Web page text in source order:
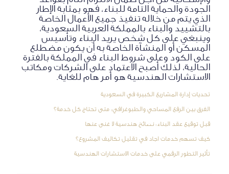
الجودة والحماية التامة للبناء، فهو بمثابة الإطار
الذي يتم من خلاله تنفيذ جميع الأعمال الخاصة
بالتشييد والبناء بالمملكة العربية السعودية،
وينبغي على كل شخص يريد البناء وتأسيس
المسكن أو المنشآة الخاصة به أن يكون مضطلع
على الكود وعلى شروط البناء في المملكة بالفترة
الحالية، لذلك أصبح الاعتماد على الشركات ومكاتب
الاستشارات الهندسية هو أمر هام للغاية.
تحديات إدارة المشاريع الكبيرة في السعودية
الفرق بين الرفع المساحي والطبوغرافي: متى تحتاج كل خدمة؟
قبل توقيع عقد البناء: نصائح هندسية لا غنى عنها
كيف تسهم خدمات اجاد في تقليل تكاليف المشروع؟
تأثير التطور الرقمي على خدمات الاستشارات الهندسية